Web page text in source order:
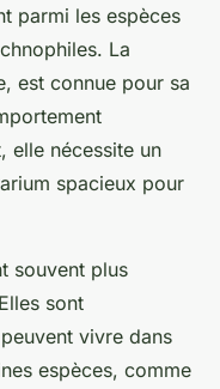
parmi les espèces
La
est connue pour sa
elle nécessite un
spacieux pour
souvent plus
sont
vivre dans
espèces, comme